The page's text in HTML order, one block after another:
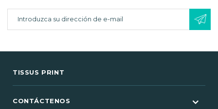
TISSUS PRINT
CONTÁCTENOS